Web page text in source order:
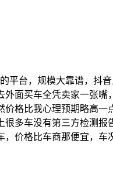
平台，规模大靠谱，抖音
外面买车全凭卖家一张嘴
价格比我心理预期略高一
很多车没有第三方检测报
，价格比车商那便宜，车